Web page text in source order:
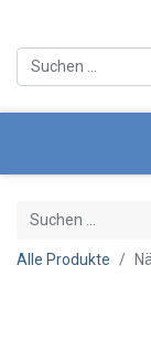
Alle Produkte